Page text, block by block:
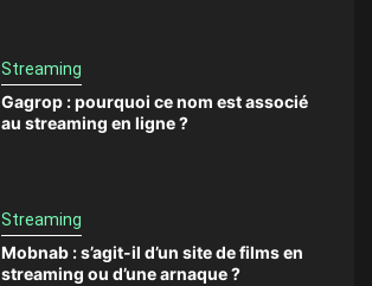
Streaming
Gagrop : pourquoi ce nom est associé
au streaming en ligne ?
Streaming
Mobnab : s’agit-il d’un site de films en
streaming ou d’une arnaque ?